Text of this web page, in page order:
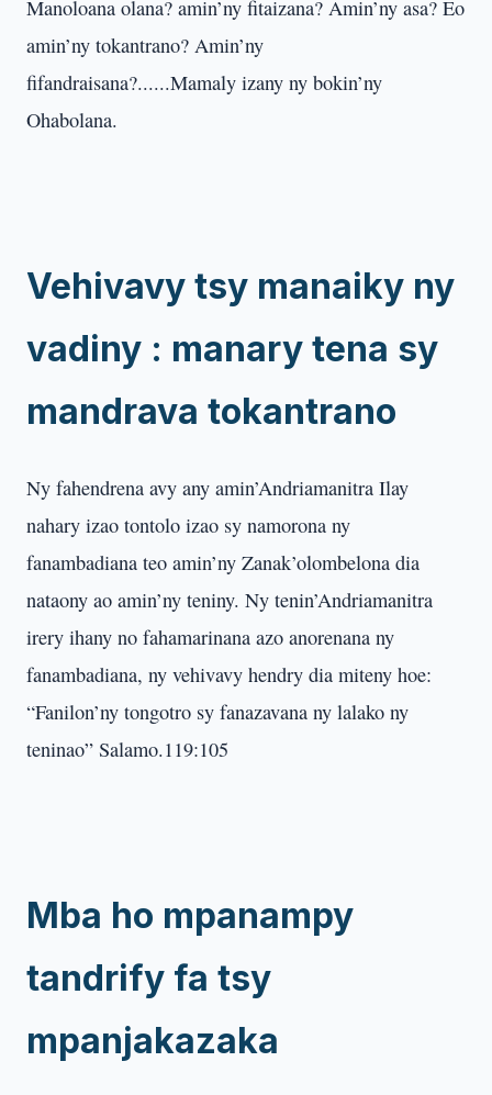
Manoloana olana? amin’ny fitaizana? Amin’ny asa? Eo
amin’ny tokantrano? Amin’ny
fifandraisana?......Mamaly izany ny bokin’ny
Ohabolana.
Vehivavy tsy manaiky ny
vadiny : manary tena sy
mandrava tokantrano
Ny fahendrena avy any amin’Andriamanitra Ilay
nahary izao tontolo izao sy namorona ny
fanambadiana teo amin’ny Zanak’olombelona dia
nataony ao amin’ny teniny. Ny tenin’Andriamanitra
irery ihany no fahamarinana azo anorenana ny
fanambadiana, ny vehivavy hendry dia miteny hoe:
“Fanilon’ny tongotro sy fanazavana ny lalako ny
teninao” Salamo.119:105
Mba ho mpanampy
tandrify fa tsy
mpanjakazaka